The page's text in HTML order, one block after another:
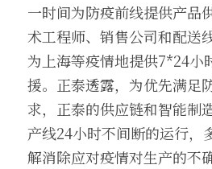
一时间为防疫前线提供产品
术工程师、销售公司和配送
为上海等疫情地提供7*24小
援。正泰透露，为优先满足
求，正泰的供应链和智能制
产线24小时不间断的运行，
解消除应对疫情对生产的不